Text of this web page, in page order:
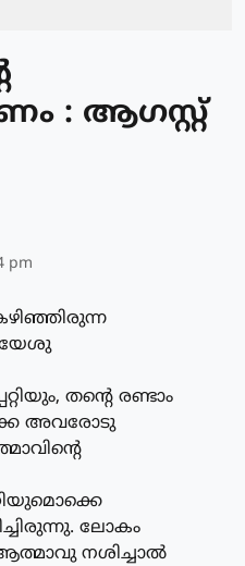
: ആഗസ്റ്റ്
pm
യേശു
തന്റെ രണ്ടാം
അവരോടു
ലോകം
നശിച്ചാല്‍